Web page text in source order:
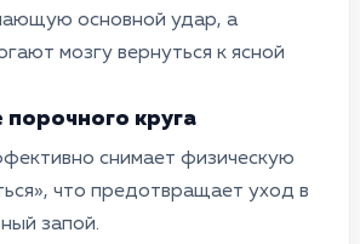
основной удар, а
мозгу вернуться к ясной
круга
снимает физическую
что предотвращает уход в
запой.